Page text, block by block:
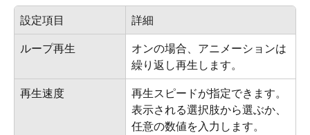
設定項目
詳細
ループ再生
オンの場合、アニメーションは
繰り返し再生します。
再生速度
再生スピードが指定できます。
表示される選択肢から選ぶか、
任意の数値を入力します。